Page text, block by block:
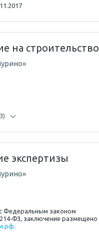
на строительство
А.М.
С.Е.
экспертизы
Федеральным законом
заключение размещено
.